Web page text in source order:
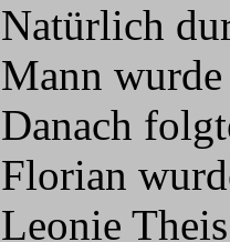
Natürlich
Mann
Danach
Florian
Leonie